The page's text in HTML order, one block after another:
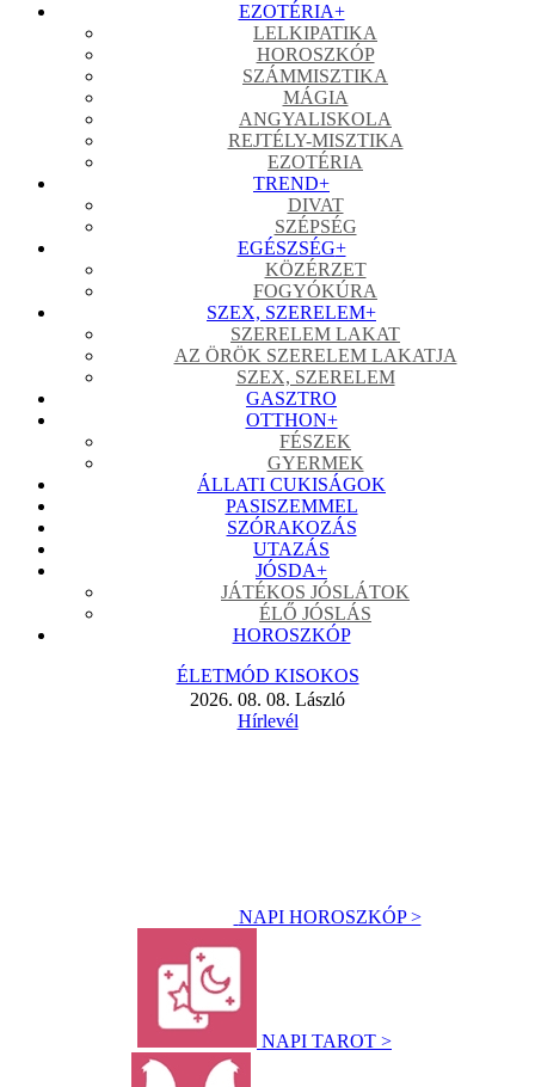
EZOTÉRIA+
LELKIPATIKA
HOROSZKÓP
SZÁMMISZTIKA
MÁGIA
ANGYALISKOLA
REJTÉLY-MISZTIKA
EZOTÉRIA
TREND+
DIVAT
SZÉPSÉG
EGÉSZSÉG+
KÖZÉRZET
FOGYÓKÚRA
SZEX, SZERELEM+
SZERELEM LAKAT
AZ ÖRÖK SZERELEM LAKATJA
SZEX, SZERELEM
GASZTRO
OTTHON+
FÉSZEK
GYERMEK
ÁLLATI CUKISÁGOK
PASISZEMMEL
SZÓRAKOZÁS
UTAZÁS
JÓSDA+
JÁTÉKOS JÓSLÁTOK
ÉLŐ JÓSLÁS
HOROSZKÓP
ÉLETMÓD KISOKOS
2026. 08. 08. László
Hírlevél
NAPI HOROSZKÓP >
NAPI TAROT >